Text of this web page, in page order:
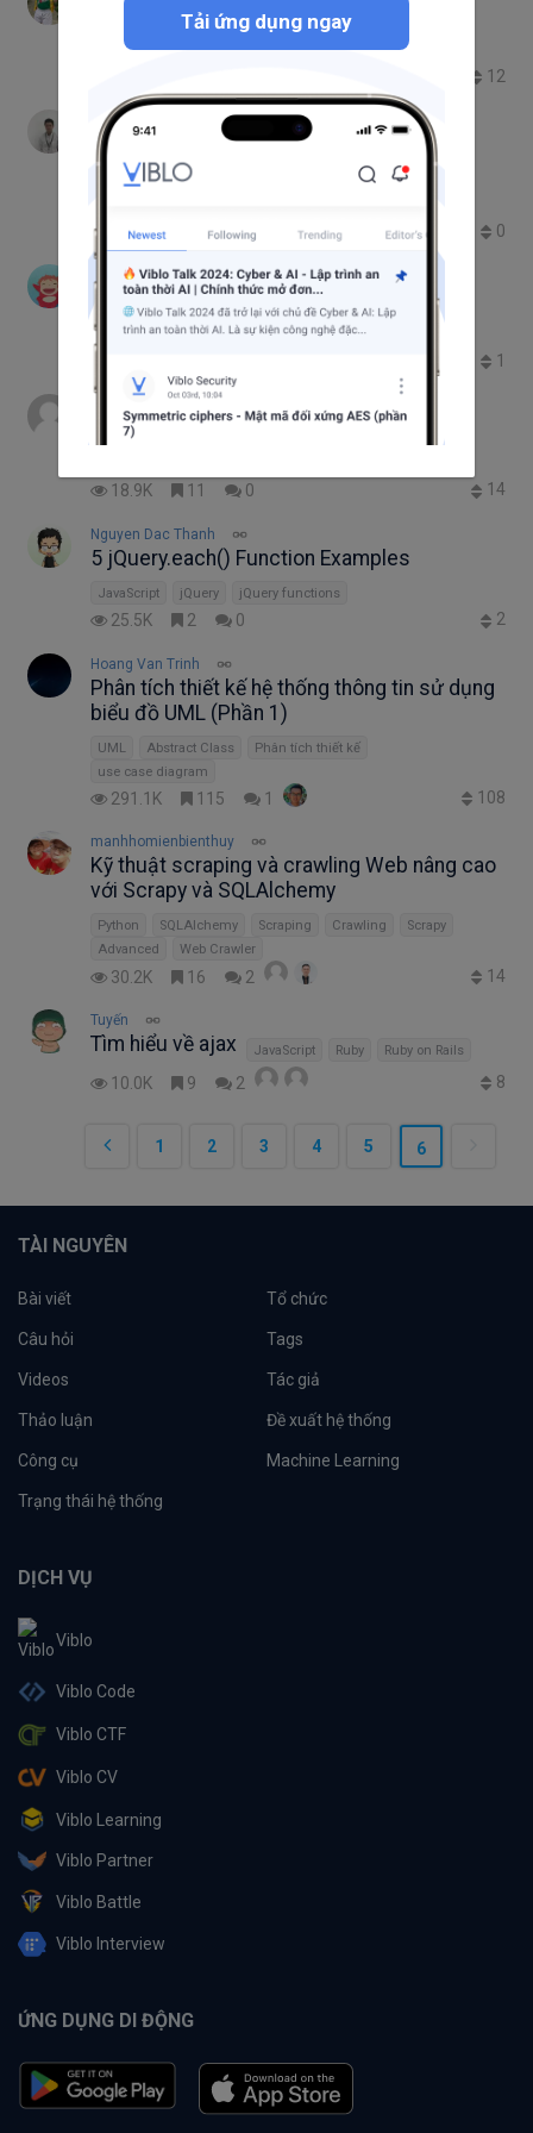
Sử dụng MongoDB với NodeJs
MongoDB Node.js
12
Phan Huynh Thien An
Sự khác biệt của các design pattern MVC,
MVP và MVVM
23.1K 0 0
Nguyễn Phương Lan
Redis: giải quyết bài toán lưu trữ dữ liệu
Redis Lưu trữ
1
Đọc source code một cách hiệu quả
18.9K 11 0 14
Nguyen Dac Thanh
5 jQuery.each() Function Examples
JavaScript jQuery jQuery functions
25.5K 2 0 2
Hoang Van Trinh
Phân tích thiết kế hệ thống thông tin sử dụng
biểu đồ UML (Phần 1)
UML Abstract Class
Phân tích thiết kế
use case diagram
291.1K 115 1 108
manhhomienbienthuy
Kỹ thuật scraping và crawling Web nâng cao
với Scrapy và SQLAlchemy
Python SQLAlchemy Scraping Crawling
Scrapy
Advanced
Web Crawler
30.2K 16 2 14
Tuyến
Tìm hiểu về ajax JavaScript Ruby Ruby on Rails
10.0K 9 2 8
1 2 3 4 5 6
TÀI NGUYÊN
Bài viết Tổ chức
Câu hỏi Tags
Videos Tác giả
Thảo luận Đề xuất hệ thống
Công cụ Machine Learning
Trạng thái hệ thống
DỊCH VỤ
Viblo
Viblo Code
Viblo CTF
Viblo CV
Viblo Learning
Viblo Partner
Viblo Battle
Viblo Interview
ỨNG DỤNG DI ĐỘNG
Tải ứng dụng ngay